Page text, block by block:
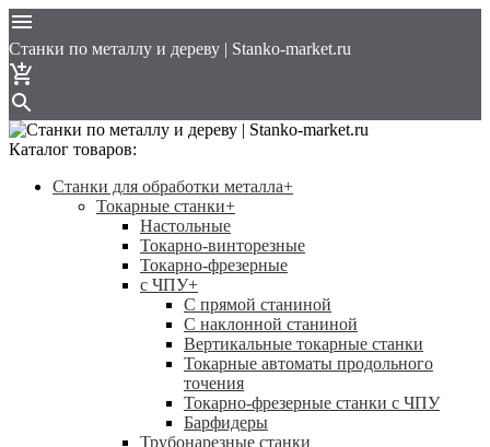
Cтанки по металлу и дереву | Stanko-market.ru
Каталог товаров:
Станки для обработки металла+
Токарные станки+
Настольные
Токарно-винторезные
Токарно-фрезерные
с ЧПУ+
С прямой станиной
C наклонной станиной
Вертикальные токарные станки
Токарные автоматы продольного
точения
Токарно-фрезерные станки с ЧПУ
Барфидеры
Трубонарезные станки